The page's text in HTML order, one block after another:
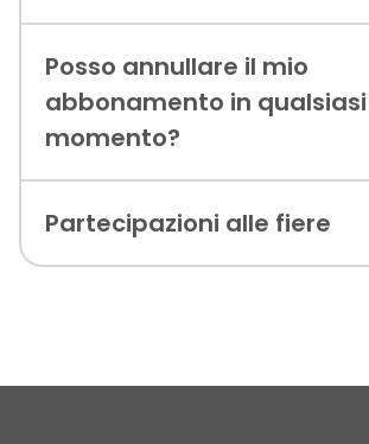
Posso annullare il mio
abbonamento in qualsiasi
momento?
Partecipazioni alle fiere